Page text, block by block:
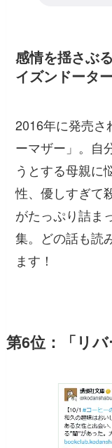
感情を揺さぶ
イズンドータ
2016年に発売さ
ーマザー」。自
うとする母親に
性、優しすぎて
がたっぷり詰ま
集。どの話も読
ます！
第6位：「リバ